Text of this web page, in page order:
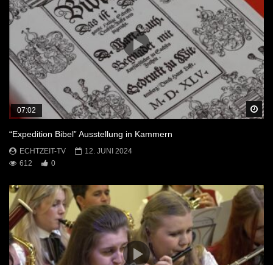
07:02
“Expedition Bibel” Ausstellung in Kammern
ECHTZEIT-TV
12. JUNI 2024
612
0